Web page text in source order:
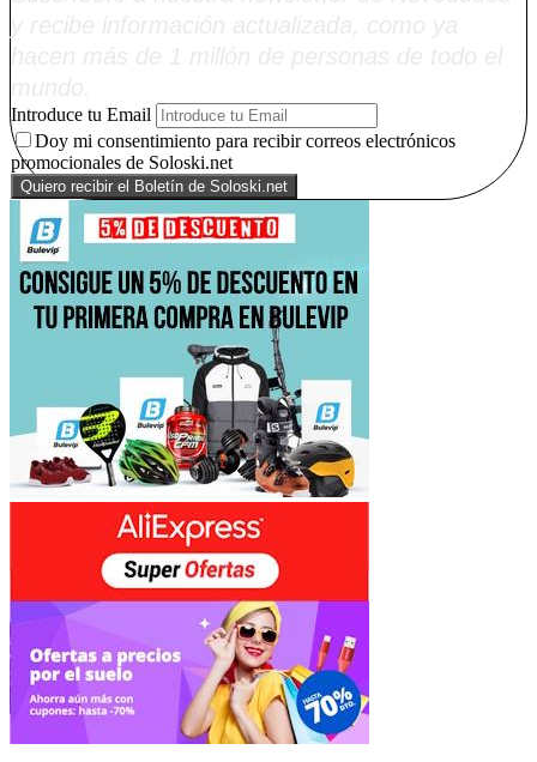
Introduce tu Email
Doy mi consentimiento para recibir correos electrónicos
promocionales de Soloski.net